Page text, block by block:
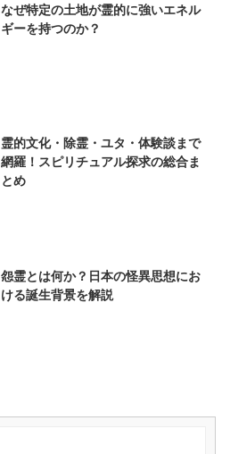
なぜ特定の土地が霊的に強いエネル
ギーを持つのか？
霊的文化・除霊・ユタ・体験談まで
網羅！スピリチュアル探求の総合ま
とめ
怨霊とは何か？日本の怪異思想にお
ける誕生背景を解説